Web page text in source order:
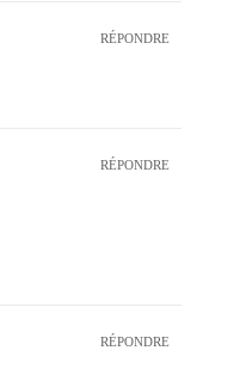
RÉPONDRE
RÉPONDRE
RÉPONDRE